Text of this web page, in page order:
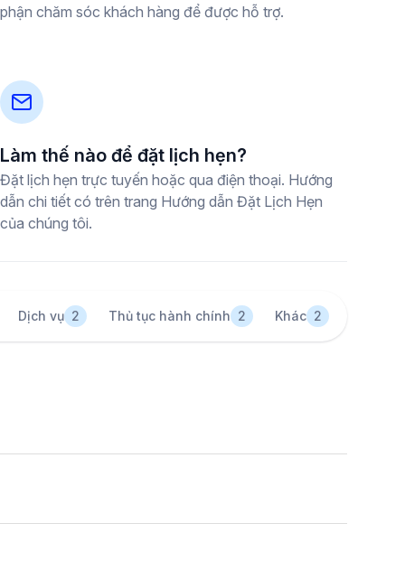
phận chăm sóc khách hàng để được hỗ trợ.
Làm thế nào để đặt lịch hẹn?
Đặt lịch hẹn trực tuyến hoặc qua điện thoại. Hướng
dẫn chi tiết có trên trang Hướng dẫn Đặt Lịch Hẹn
của chúng tôi.
Dịch vụ 2 Thủ tục hành chính 2 Khác 2